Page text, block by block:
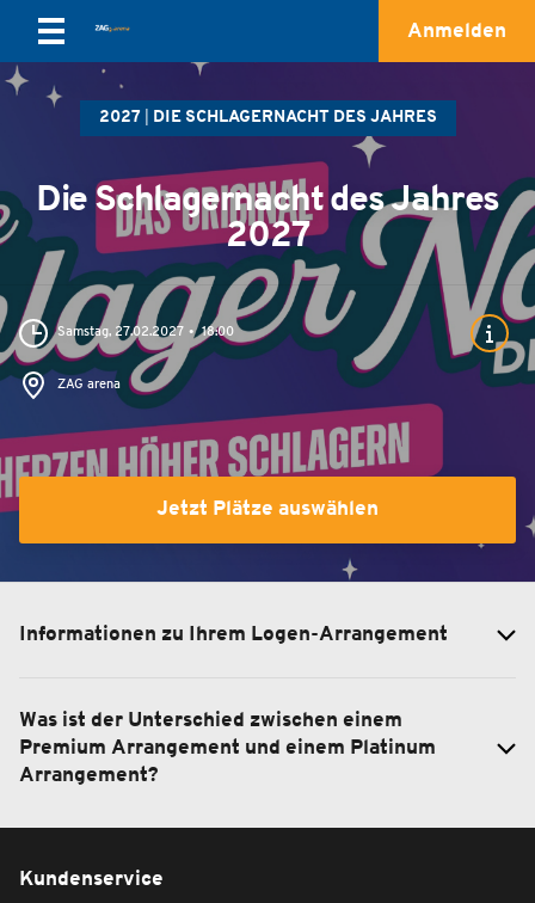
Anmelden
2027 DIE SCHLAGERNACHT DES JAHRES
Die Schlagernacht des Jahres
2027
Samstag, 27.02.2027 18:00
ZAG arena
Jetzt Plätze auswählen
Informationen zu Ihrem Logen-Arrangement
Was ist der Unterschied zwischen einem
Premium Arrangement und einem Platinum
Arrangement?
Kundenservice